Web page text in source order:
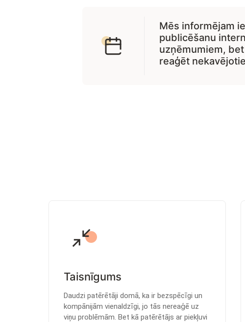
Mēs informējam
publicēšanu
uzņēmumiem,
reaģēt
Taisnīgums
Daudzi patērētāji domā, ka ir bezspēcīgi un
kompānijām vienaldzīgi, jo tās nereaģē uz
viņu problēmām. Bet kā patērētājs ar piekļuvi